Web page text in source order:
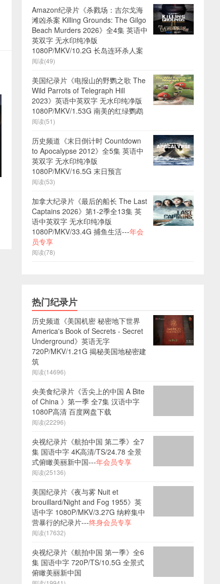
Amazon纪录片《杀戮场：吉尔戈海
滩凶杀案 Killing Grounds: The Gilgo
Beach Murders 2026》全4集 英语中
英双字 无水印纯净版
1080P/MKV/10.2G 长岛连环杀人案
阅读(49)
美国纪录片《电报山的野鹦之歌 The
Wild Parrots of Telegraph Hill
2023》英语中英双字 无水印纯净版
1080P/MKV/1.53G 南美的红绿鹦鹉
阅读(51)
历史频道《末日倒计时 Countdown
to Apocalypse 2012》全5集 英语中
英双字 无水印纯净版
1080P/MKV/16.5G 末日预言
阅读(53)
加拿大纪录片《最后的船长 The Last
Captains 2026》第1-2季全13集 英
语中英双字 无水印纯净版
1080P/MKV/33.4G 捕鱼生活---年会
员专享
阅读(78)
热门纪录片
历史频道《美国机密 秘密地下世界
America's Book of Secrets - Secret
Underground》英语无字
720P/MKV/1.21G 揭秘美国地秘密建
筑
阅读(14696)
央美食纪录片《舌尖上的中国 A Bite
of China 》第一季 全7集 汉语中字
1080P高清 百度网盘下载
阅读(22296)
央视纪录片《航拍中国 第二季》全7
集 国语中字 4K高清/TS/24.78 全景
式俯瞰美丽新中国---年会员专享
阅读(25136)
美国纪录片《夜与雾 Nuit et
brouillard/Night and Fog 1955》英
语中字 1080P/MKV/3.27G 纳粹集中
营暴行的纪录片---终身会员专享
阅读(17632)
央视纪录片《航拍中国 第一季》全6
集 国语中字 720P/TS/10.5G 全景式
俯瞰美丽新中国